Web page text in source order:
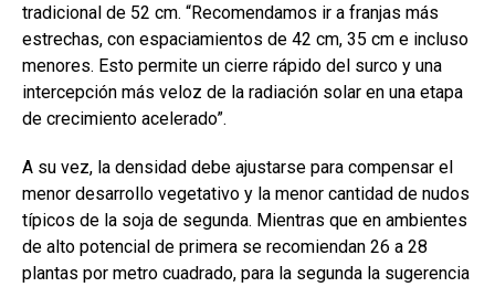
tradicional de 52 cm. “Recomendamos ir a franjas más
estrechas, con espaciamientos de 42 cm, 35 cm e incluso
menores. Esto permite un cierre rápido del surco y una
intercepción más veloz de la radiación solar en una etapa
de crecimiento acelerado”.
A su vez, la densidad debe ajustarse para compensar el
menor desarrollo vegetativo y la menor cantidad de nudos
típicos de la soja de segunda. Mientras que en ambientes
de alto potencial de primera se recomiendan 26 a 28
plantas por metro cuadrado, para la segunda la sugerencia